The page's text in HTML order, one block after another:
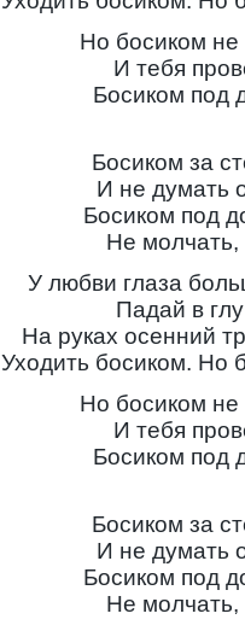
Но босиком не
И тебя
Босиком под
Босиком за
И не думать
Босиком под
Не молчать,
У любви глаза
Падай в
На руках осенний
Уходить босиком. Но
Но босиком не
И тебя
Босиком под
Босиком за
И не думать
Босиком под
Не молчать,